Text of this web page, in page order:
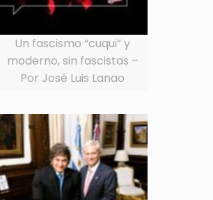
Un fascismo “cuqui” y
moderno, sin fascistas –
Por José Luis Lanao